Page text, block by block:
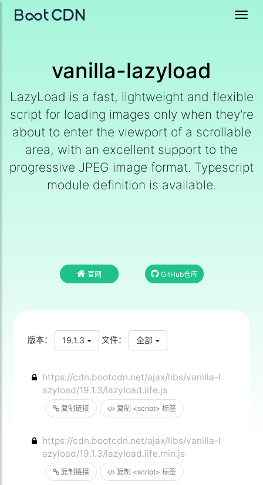
vanilla-lazyload
LazyLoad is a fast, lightweight and flexible
script for loading images only when they're
about to enter the viewport of a scrollable
area, with an excellent support to the
progressive JPEG image format. Typescript
module definition is available.
官网 GitHub仓库
版本： 19.1.3 文件： 全部
复制链接 复制 <script> 标签
https://cdn.bootcdn.net/ajax/libs/vanilla-l
azyload/19.1.3/lazyload.iife.js
复制链接 复制 <script> 标签
https://cdn.bootcdn.net/ajax/libs/vanilla-l
azyload/19.1.3/lazyload.iife.min.js